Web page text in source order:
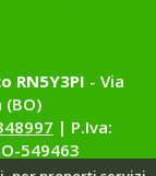
RN5Y3PI - Via
| P.Iva:
549463